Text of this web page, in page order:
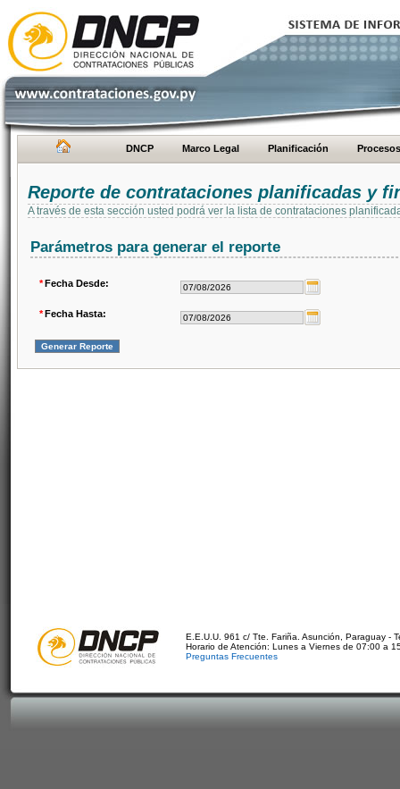
DNCP Marco Legal Planificación Procesos
Reporte de contrataciones planificadas y
A través de esta sección usted podrá ver la lista de contrataciones
Parámetros para generar el reporte
*Fecha Desde:
*Fecha Hasta:
E.E.U.U. 961 c/ Tte. Fariña. Asunción, Paraguay -
Horario de Atención: Lunes a Viernes de 07:00 a
Preguntas Frecuentes